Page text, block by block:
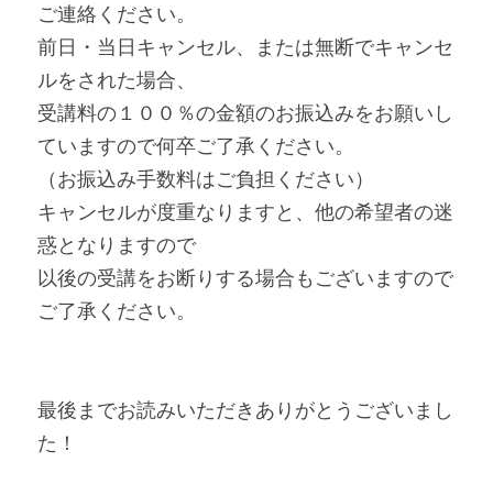
ご連絡ください。
前日・当日キャンセル、または無断でキャンセ
ルをされた場合、
受講料の１００％の金額のお振込みをお願いし
ていますので何卒ご了承ください。
（お振込み手数料はご負担ください）
キャンセルが度重なりますと、他の希望者の迷
惑となりますので
以後の受講をお断りする場合もございますので
ご了承ください。
最後までお読みいただきありがとうございまし
た！